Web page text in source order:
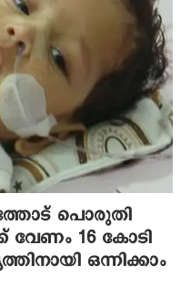
പൊരുതി
16 കോടി
ഒന്നിക്കാം